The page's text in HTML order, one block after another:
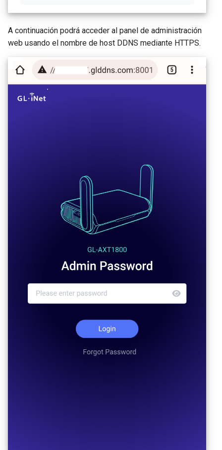
A continuación podrá acceder al panel de administración
web usando el nombre de host DDNS mediante HTTPS.